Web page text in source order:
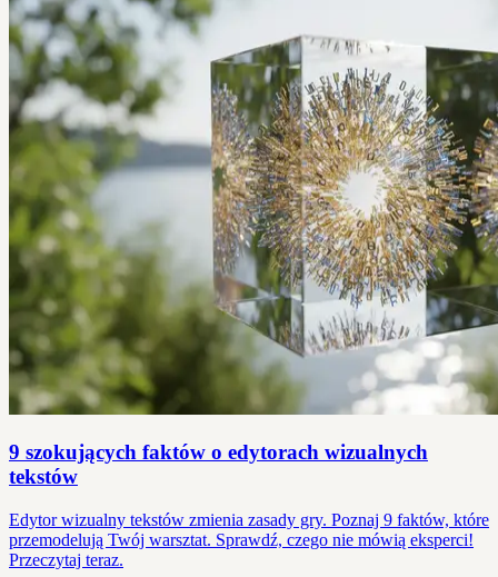
9 szokujących faktów o edytorach wizualnych
tekstów
Edytor wizualny tekstów zmienia zasady gry. Poznaj 9 faktów, które
przemodelują Twój warsztat. Sprawdź, czego nie mówią eksperci!
Przeczytaj teraz.